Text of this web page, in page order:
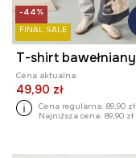
-44%
FINAL SALE
Cena aktualna:
49,90 zł
Cena regularna: 89,90 zł
Najniższa cena: 89,90 zł